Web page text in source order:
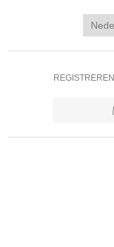
REGISTREREN